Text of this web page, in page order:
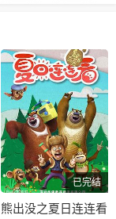
已完结
熊出没之夏日连连看